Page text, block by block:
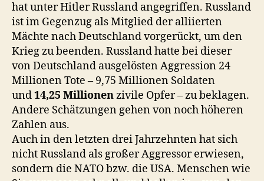
hat unter Hitler Russland angegriffen. Russland
ist im Gegenzug als Mitglied der alliierten
Mächte nach Deutschland vorgerückt, um den
Krieg zu beenden. Russland hatte bei dieser
von Deutschland ausgelösten Aggression 24
Millionen Tote – 9,75 Millionen Soldaten
und14,25 Millionenzivile Opfer – zu beklagen.
Andere Schätzungen gehen von noch höheren
Zahlen aus.
Auch in den letzten drei Jahrzehnten hat sich
nicht Russland als großer Aggressor erwiesen,
sondern die NATO bzw. die USA. Menschen wie